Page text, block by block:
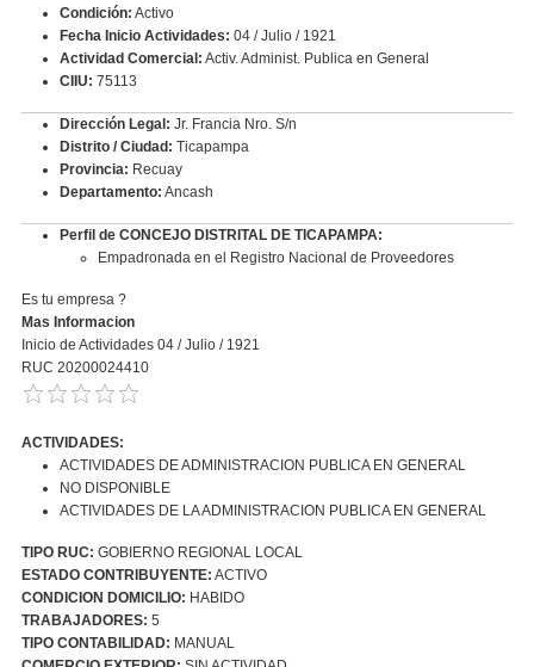
Condición: Activo
Fecha Inicio Actividades: 04 / Julio / 1921
Actividad Comercial: Activ. Administ. Publica en General
CIIU: 75113
Dirección Legal: Jr. Francia Nro. S/n
Distrito / Ciudad: Ticapampa
Provincia: Recuay
Departamento: Ancash
Perfil de CONCEJO DISTRITAL DE TICAPAMPA:
Empadronada en el Registro Nacional de Proveedores
Es tu empresa ?
Mas Informacion
Inicio de Actividades 04 / Julio / 1921
RUC 20200024410
ACTIVIDADES:
ACTIVIDADES DE ADMINISTRACION PUBLICA EN GENERAL
NO DISPONIBLE
ACTIVIDADES DE LA ADMINISTRACION PUBLICA EN GENERAL
TIPO RUC: GOBIERNO REGIONAL LOCAL
ESTADO CONTRIBUYENTE: ACTIVO
CONDICION DOMICILIO: HABIDO
TRABAJADORES: 5
TIPO CONTABILIDAD: MANUAL